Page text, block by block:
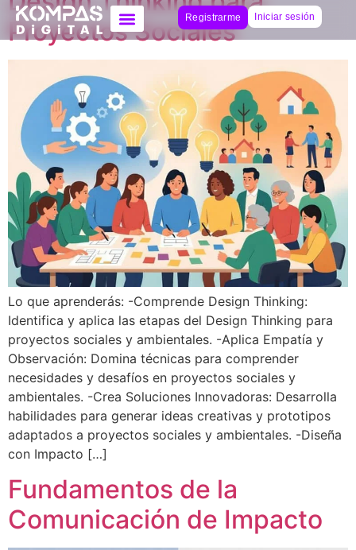
Registrarme Iniciar sesión
Proyectos Sociales
Lo que aprenderás: -Comprende Design Thinking:
Identifica y aplica las etapas del Design Thinking para
proyectos sociales y ambientales. -Aplica Empatía y
Observación: Domina técnicas para comprender
necesidades y desafíos en proyectos sociales y
ambientales. -Crea Soluciones Innovadoras: Desarrolla
habilidades para generar ideas creativas y prototipos
adaptados a proyectos sociales y ambientales. -Diseña
con Impacto […]
Fundamentos de la
Comunicación de Impacto